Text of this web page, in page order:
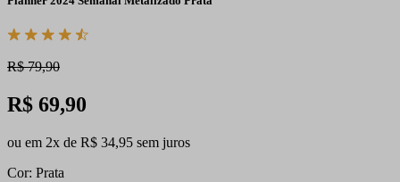
R$ 79,90
R$ 69,90
ou em 2x de R$ 34,95 sem juros
Cor: Prata